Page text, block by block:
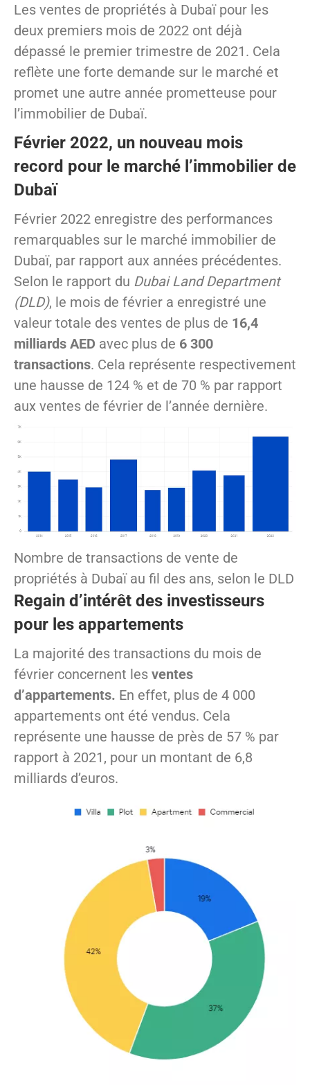
Les ventes de propriétés à Dubaï pour les
deux premiers mois de 2022 ont déjà
dépassé le premier trimestre de 2021. Cela
reflète une forte demande sur le marché et
promet une autre année prometteuse pour
l’immobilier de Dubaï.
Février 2022, un nouveau mois
record pour le marché l’immobilier de
Dubaï
Février 2022 enregistre des performances
remarquables sur le marché immobilier de
Dubaï, par rapport aux années précédentes.
Selon le rapport du Dubai Land Department
(DLD), le mois de février a enregistré une
valeur totale des ventes de plus de 16,4
milliards AED avec plus de 6 300
transactions. Cela représente respectivement
une hausse de 124 % et de 70 % par rapport
aux ventes de février de l’année dernière.
Nombre de transactions de vente de
propriétés à Dubaï au fil des ans, selon le DLD
Regain d’intérêt des investisseurs
pour les appartements
La majorité des transactions du mois de
février concernent les ventes
d’appartements. En effet, plus de 4 000
appartements ont été vendus. Cela
représente une hausse de près de 57 % par
rapport à 2021, pour un montant de 6,8
milliards d’euros.